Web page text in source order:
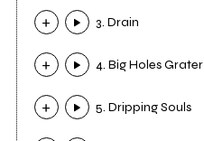
3. Drain
4. Big Holes Grater
5. Dripping Souls